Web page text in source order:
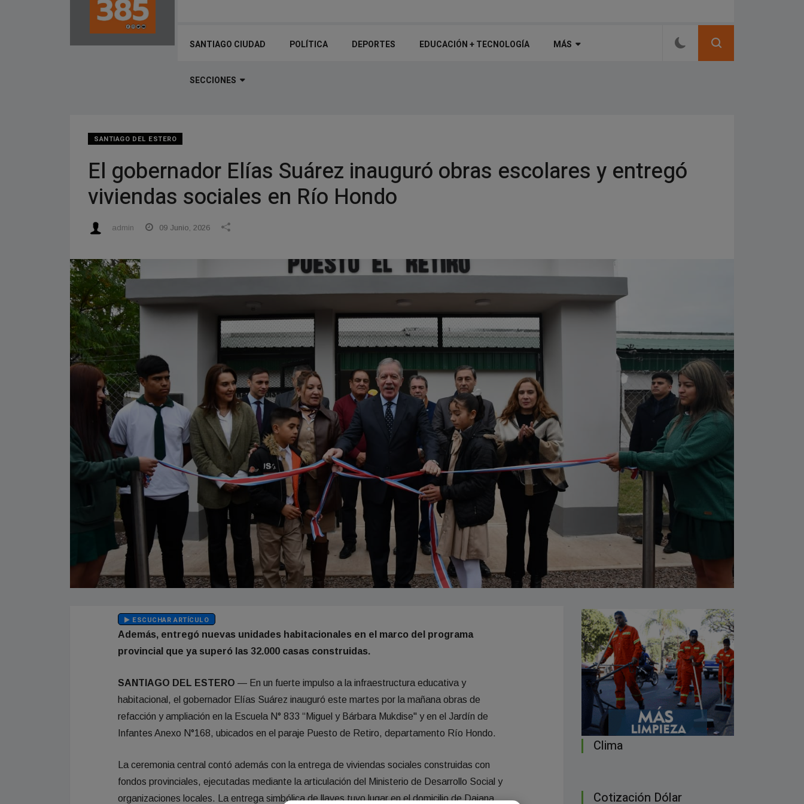
SANTIAGO CIUDAD POLÍTICA DEPORTES EDUCACIÓN + TECNOLOGÍ­A MÁS
SECCIONES
SANTIAGO DEL ESTERO
El gobernador Elías Suárez inauguró obras escolares y entregó
viviendas sociales en Río Hondo
admin 09 Junio, 2026
ESCUCHAR ARTÍCULO
Además, entregó nuevas unidades habitacionales en el marco del programa
provincial que ya superó las 32.000 casas construidas.
SANTIAGO DEL ESTERO — En un fuerte impulso a la infraestructura educativa y
habitacional, el gobernador Elías Suárez inauguró este martes por la mañana obras de
refacción y ampliación en la Escuela N° 833 “Miguel y Bárbara Mukdise" y en el Jardín de
Infantes Anexo N°168, ubicados en el paraje Puesto de Retiro, departamento Río Hondo.
La ceremonia central contó además con la entrega de viviendas sociales construidas con
fondos provinciales, ejecutadas mediante la articulación del Ministerio de Desarrollo Social y
organizaciones locales. La entrega simbólica de llaves tuvo lugar en el domicilio de Daiana
Clima
Cotización Dólar